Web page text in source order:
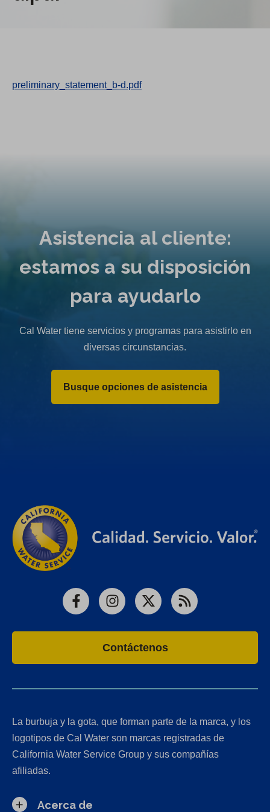
preliminary_statement_b-d.pdf
Asistencia al cliente:
estamos a su disposición
para ayudarlo
Cal Water tiene servicios y programas para asistirlo en
diversas circunstancias.
Busque opciones de asistencia
FacebookInstagram
X RSS
Contáctenos
La burbuja y la gota, que forman parte de la marca, y los
logotipos de Cal Water son marcas registradas de
California Water Service Group y sus compañías
afiliadas.
Acerca de